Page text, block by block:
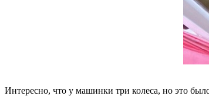
Интересно, что у машинки три колеса, но это